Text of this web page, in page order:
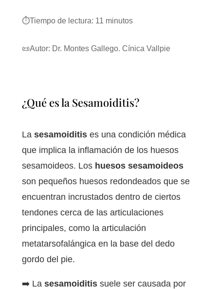
⏱️Tiempo de lectura: 11 minutos
📜Autor: Dr. Montes Gallego. Cínica Vallpie
¿Qué es la Sesamoiditis?
La sesamoiditises una condición médica
que implica la inflamación de los huesos
sesamoideos. Los huesos sesamoideos
son pequeños huesos redondeados que se
encuentran incrustados dentro de ciertos
tendones cerca de las articulaciones
principales, como la articulación
metatarsofalángica en la base del dedo
gordo del pie.
➡️ La sesamoiditissuele ser causada por